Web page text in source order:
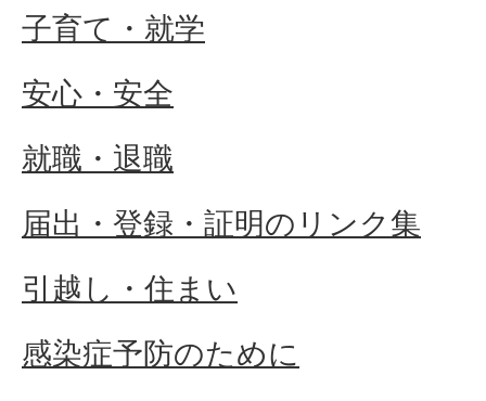
子育て・就学
安心・安全
就職・退職
届出・登録・証明のリンク集
引越し・住まい
感染症予防のために